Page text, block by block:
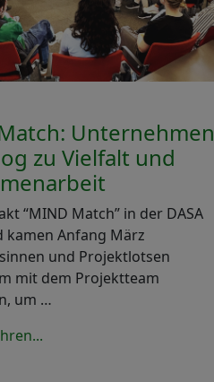
Unternehmen
zu Vielfalt und
“MIND Match” in der DASA
kamen Anfang März
und Projektlotsen
mit dem Projektteam
um …